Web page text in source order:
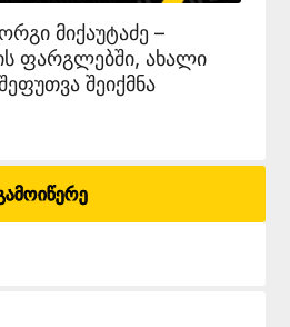
მიქაუტაძე –
ფარგლებში, ახალი
შეიქმნა